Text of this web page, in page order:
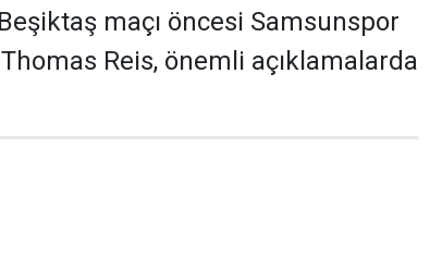
maçı öncesi Samsunspor
Reis, önemli açıklamalarda